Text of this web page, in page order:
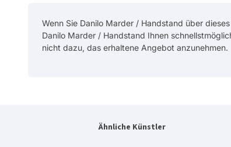
Wenn Sie Danilo Marder / Handstand über
Danilo Marder / Handstand Ihnen
nicht dazu, das erhaltene Angebot anzunehmen.
Ähnliche Künstler